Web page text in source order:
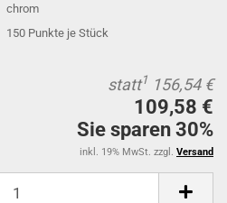
chrom
150 Punkte je Stück
statt1 156,54 €
109,58 €
Sie sparen 30%
inkl. 19% MwSt. zzgl. Versand